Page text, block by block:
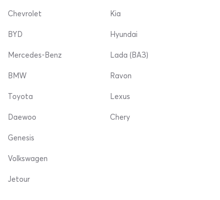
Chevrolet
BYD
Mercedes-Benz
Kia
Hyundai
Lada (ВАЗ)
BMW
Toyota
Daewoo
Ravon
Lexus
Chery
Genesis
Volkswagen
Jetour